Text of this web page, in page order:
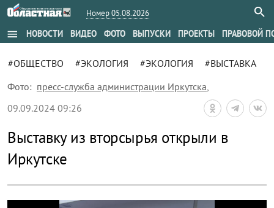
Номер 05.08.2026
menu НОВОСТИ ВИДЕО ФОТО ВЫПУСКИ ПРОЕКТЫ ПРАВОВОЙ
#ОБЩЕСТВО #ЭКОЛОГИЯ #ЭКОЛОГИЯ
#ВЫСТАВКА
Фото: пресс-служба администрации Иркутска,
09.09.2024 09:26
Выставку из вторсырья открыли в
Иркутске